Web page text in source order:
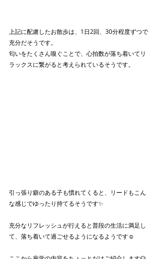
上記に配慮したお散歩は、1日2回、30分程度ずつで
充分だそうです。
匂いをたくさん嗅ぐことで、心拍数が落ち着いてリ
ラックスに繋がると考えられているそうです。
引っ張り癖のある子も慣れてくると、リードもこん
な感じでゆったり持てるそうです✨
充分なリフレッシュが行えると普段の生活に満足し
て、落ち着いて過ごせるようになるようです☺️